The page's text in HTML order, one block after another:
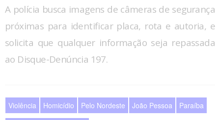
A polícia busca imagens de câmeras de segurança
próximas para identificar placa, rota e autoria, e
solicita que qualquer informação seja repassada
ao Disque-Denúncia 197.
Violência Homicídio Pelo Nordeste João Pessoa Paraíba